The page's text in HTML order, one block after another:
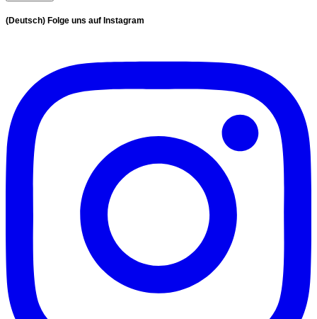
(Deutsch) Folge uns auf Instagram